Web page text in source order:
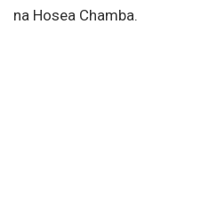
na Hosea Chamba.